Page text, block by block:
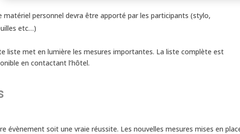
matériel personnel devra être apporté par les participants (stylo,
etc…)
liste met en lumière les mesures importantes. La liste complète est
en contactant l’hôtel.
évènement soit une vraie réussite. Les nouvelles mesures mises en